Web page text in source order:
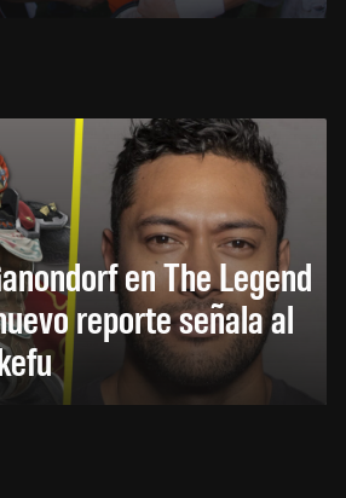
en The Legend
reporte señala al